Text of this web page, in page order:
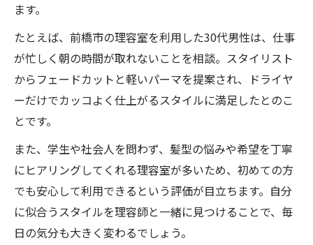
ます。
たとえば、前橋市の理容室を利用した30代男性は、仕事
が忙しく朝の時間が取れないことを相談。スタイリスト
からフェードカットと軽いパーマを提案され、ドライヤ
ーだけでカッコよく仕上がるスタイルに満足したとのこ
とです。
また、学生や社会人を問わず、髪型の悩みや希望を丁寧
にヒアリングしてくれる理容室が多いため、初めての方
でも安心して利用できるという評価が目立ちます。自分
に似合うスタイルを理容師と一緒に見つけることで、毎
日の気分も大きく変わるでしょう。